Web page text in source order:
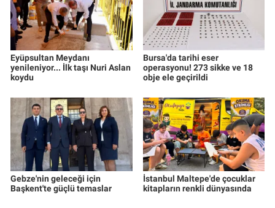
Eyüpsultan Meydanı
yenileniyor... İlk taşı Nuri Aslan
koydu
Bursa'da tarihi eser
operasyonu! 273 sikke ve 18
obje ele geçirildi
Gebze'nin geleceği için
Başkent'te güçlü temaslar
İstanbul Maltepe'de çocuklar
kitapların renkli dünyasında